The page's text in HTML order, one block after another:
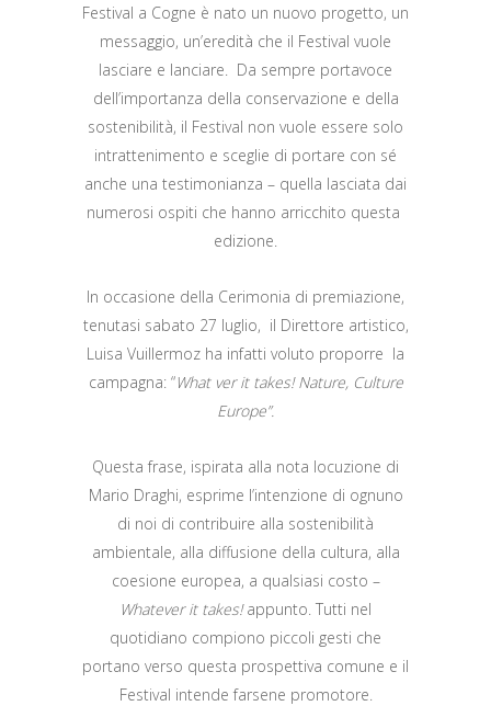
Festival a Cogne è nato un nuovo progetto, un
messaggio, un’eredità che il Festival vuole
lasciare e lanciare. Da sempre portavoce
dell’importanza della conservazione e della
sostenibilità, il Festival non vuole essere solo
intrattenimento e sceglie di portare con sé
anche una testimonianza – quella lasciata dai
numerosi ospiti che hanno arricchito questa
edizione.
In occasione della Cerimonia di premiazione,
tenutasi sabato 27 luglio, il Direttore artistico,
Luisa Vuillermoz ha infatti voluto proporre la
campagna: “What ver it takes! Nature, Culture
Europe”.
Questa frase, ispirata alla nota locuzione di
Mario Draghi, esprime l’intenzione di ognuno
di noi di contribuire alla sostenibilità
ambientale, alla diffusione della cultura, alla
coesione europea, a qualsiasi costo –
Whatever it takes!appunto. Tutti nel
quotidiano compiono piccoli gesti che
portano verso questa prospettiva comune e il
Festival intende farsene promotore.